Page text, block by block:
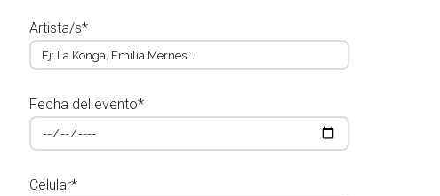
Artista/s*
Fecha del evento*
Celular*